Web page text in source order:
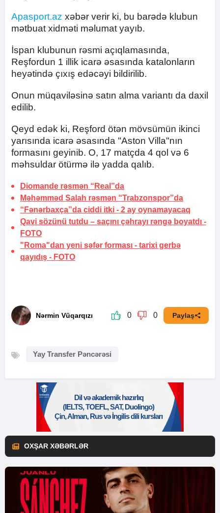
Apasport.az xəbər verir ki, bu barədə klubun
mətbuat xidməti məlumat yayıb.
İspan klubunun rəsmi açıqlamasında,
Reşfordun 1 illik icarə əsasında katalonların
heyətində çıxış edəcəyi bildirilib.
Onun müqaviləsinə satın alma variantı da daxil
edilib.
Qeyd edək ki, Reşford ötən mövsümün ikinci
yarısında icarə əsasında "Aston Villa"nın
formasını geyinib. O, 17 matçda 4 qol və 6
məhsuldar ötürmə ilə yadda qalıb.
Diomande rəsmən “Real”da
Məhəmməd Salah rəsmən “Trabzonspor”da
“Fənərbaxça”da ciddi itki - 2 ay oynamayacaq
Qavi sözünü tutdu – saçını çəhrayı rəngə boyatdı -
FOTO
"Roma"dan yeni səfər forması - tarixi gerbə
qayıdış - FOTO
Nərmin Vüqarqızı 0 0 Paylaş
Yay Transfer Pəncərəsi
OXŞAR XƏBƏRLƏR